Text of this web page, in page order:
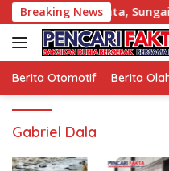
Langsung
ke
konten
Breaking News
Potensi Wisata, Sungai
Berita Otomotif Berita
Gabriel Dala